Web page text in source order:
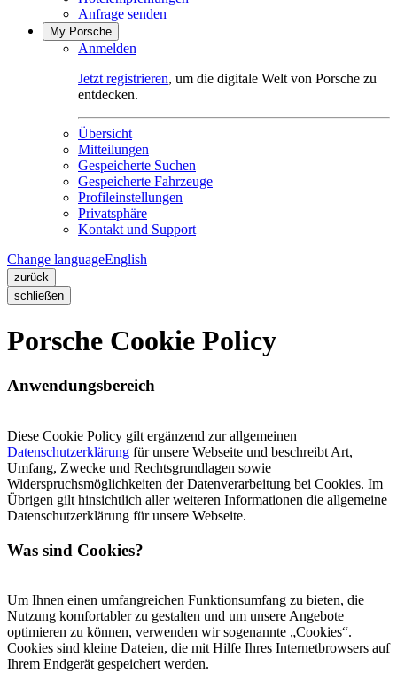
Anfrage senden
My Porsche
Anmelden
Jetzt registrieren, um die digitale Welt von Porsche zu
entdecken.
Übersicht
Mitteilungen
Gespeicherte Suchen
Gespeicherte Fahrzeuge
Profileinstellungen
Privatsphäre
Kontakt und Support
Change languageEnglish
zurück
schließen
Porsche Cookie Policy
Anwendungsbereich
Diese Cookie Policy gilt ergänzend zur allgemeinen
Datenschutzerklärung für unsere Webseite und beschreibt Art,
Umfang, Zwecke und Rechtsgrundlagen sowie
Widerspruchsmöglichkeiten der Datenverarbeitung bei Cookies. Im
Übrigen gilt hinsichtlich aller weiteren Informationen die allgemeine
Datenschutzerklärung für unsere Webseite.
Was sind Cookies?
Um Ihnen einen umfangreichen Funktionsumfang zu bieten, die
Nutzung komfortabler zu gestalten und um unsere Angebote
optimieren zu können, verwenden wir sogenannte „Cookies“.
Cookies sind kleine Dateien, die mit Hilfe Ihres Internetbrowsers auf
Ihrem Endgerät gespeichert werden.